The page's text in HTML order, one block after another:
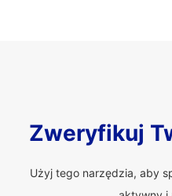
Zweryfikuj
Użyj tego narzędzia, aby